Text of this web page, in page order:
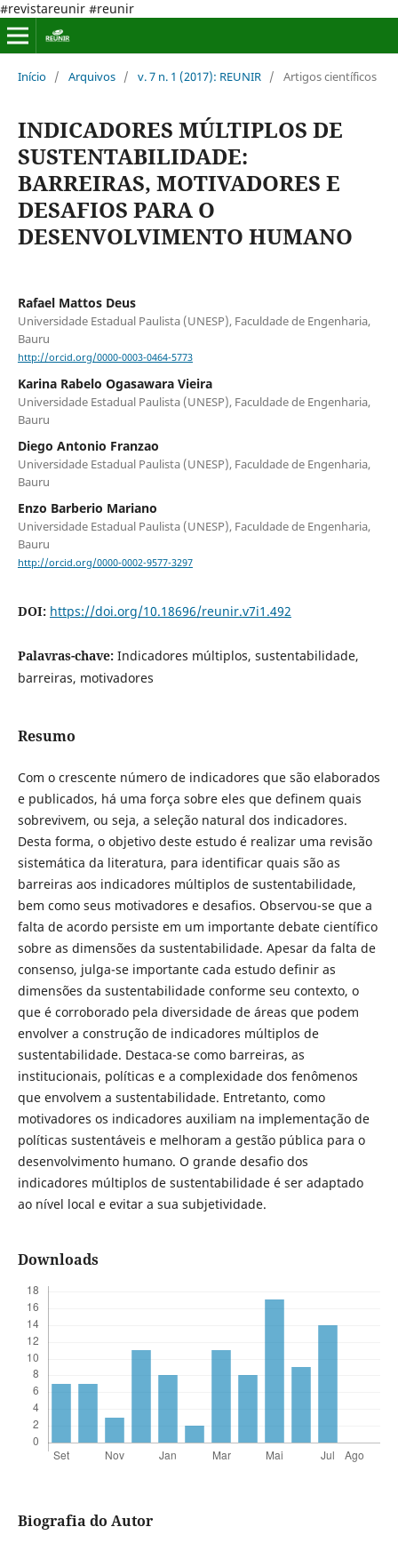
#revistareunir #reunir
Início / Arquivos / v. 7 n. 1 (2017): REUNIR / Artigos científicos
INDICADORES MÚLTIPLOS DE
SUSTENTABILIDADE:
BARREIRAS, MOTIVADORES E
DESAFIOS PARA O
DESENVOLVIMENTO HUMANO
Rafael Mattos Deus
Universidade Estadual Paulista (UNESP), Faculdade de Engenharia,
Bauru
http://orcid.org/0000-0003-0464-5773
Karina Rabelo Ogasawara Vieira
Universidade Estadual Paulista (UNESP), Faculdade de Engenharia,
Bauru
Diego Antonio Franzao
Universidade Estadual Paulista (UNESP), Faculdade de Engenharia,
Bauru
Enzo Barberio Mariano
Universidade Estadual Paulista (UNESP), Faculdade de Engenharia,
Bauru
http://orcid.org/0000-0002-9577-3297
DOI: https://doi.org/10.18696/reunir.v7i1.492
Palavras-chave: Indicadores múltiplos, sustentabilidade,
barreiras, motivadores
Resumo
Com o crescente número de indicadores que são elaborados
e publicados, há uma força sobre eles que definem quais
sobrevivem, ou seja, a seleção natural dos indicadores.
Desta forma, o objetivo deste estudo é realizar uma revisão
sistemática da literatura, para identificar quais são as
barreiras aos indicadores múltiplos de sustentabilidade,
bem como seus motivadores e desafios. Observou-se que a
falta de acordo persiste em um importante debate científico
sobre as dimensões da sustentabilidade. Apesar da falta de
consenso, julga-se importante cada estudo definir as
dimensões da sustentabilidade conforme seu contexto, o
que é corroborado pela diversidade de áreas que podem
envolver a construção de indicadores múltiplos de
sustentabilidade. Destaca-se como barreiras, as
institucionais, políticas e a complexidade dos fenômenos
que envolvem a sustentabilidade. Entretanto, como
motivadores os indicadores auxiliam na implementação de
políticas sustentáveis e melhoram a gestão pública para o
desenvolvimento humano. O grande desafio dos
indicadores múltiplos de sustentabilidade é ser adaptado
ao nível local e evitar a sua subjetividade.
Downloads
Biografia do Autor